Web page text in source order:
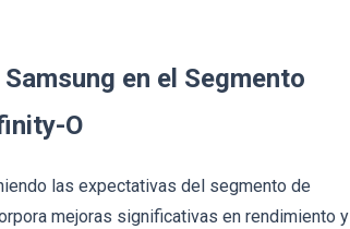
en el Segmento
O
las expectativas del segmento de
mejoras significativas en rendimiento y